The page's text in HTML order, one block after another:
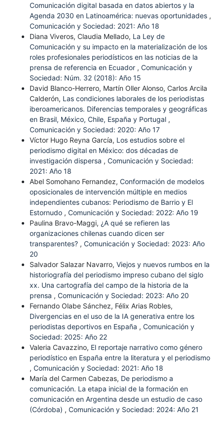
Comunicación digital basada en datos abiertos y la
Agenda 2030 en Latinoamérica: nuevas oportunidades ,
Comunicación y Sociedad: 2021: Año 18
Diana Viveros, Claudia Mellado, La Ley de
Comunicación y su impacto en la materialización de los
roles profesionales periodísticos en las noticias de la
prensa de referencia en Ecuador , Comunicación y
Sociedad: Núm. 32 (2018): Año 15
David Blanco-Herrero, Martín Oller Alonso, Carlos Arcila
Calderón, Las condiciones laborales de los periodistas
iberoamericanos. Diferencias temporales y geográficas
en Brasil, México, Chile, España y Portugal ,
Comunicación y Sociedad: 2020: Año 17
Víctor Hugo Reyna García, Los estudios sobre el
periodismo digital en México: dos décadas de
investigación dispersa , Comunicación y Sociedad:
2021: Año 18
Abel Somohano Fernandez, Conformación de modelos
oposicionales de intervención múltiple en medios
independientes cubanos: Periodismo de Barrio y El
Estornudo , Comunicación y Sociedad: 2022: Año 19
Paulina Bravo-Maggi, ¿A qué se refieren las
organizaciones chilenas cuando dicen ser
transparentes? , Comunicación y Sociedad: 2023: Año
20
Salvador Salazar Navarro, Viejos y nuevos rumbos en la
historiografía del periodismo impreso cubano del siglo
xx. Una cartografía del campo de la historia de la
prensa , Comunicación y Sociedad: 2023: Año 20
Fernando Olabe Sánchez, Félix Arias Robles,
Divergencias en el uso de la IA generativa entre los
periodistas deportivos en España , Comunicación y
Sociedad: 2025: Año 22
Valeria Cavazzino, El reportaje narrativo como género
periodístico en España entre la literatura y el periodismo
, Comunicación y Sociedad: 2021: Año 18
María del Carmen Cabezas, De periodismo a
comunicación. La etapa inicial de la formación en
comunicación en Argentina desde un estudio de caso
(Córdoba) , Comunicación y Sociedad: 2024: Año 21